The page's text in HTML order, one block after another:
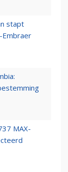
stapt
Embraer
MAX-